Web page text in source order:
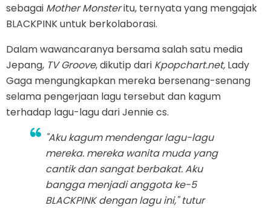
sebagai Mother Monsteritu, ternyata yang mengajak
BLACKPINK untuk berkolaborasi.
Dalam wawancaranya bersama salah satu media
Jepang, TV Groove, dikutip dari Kpopchart.net, Lady
Gaga mengungkapkan mereka bersenang-senang
selama pengerjaan lagu tersebut dan kagum
terhadap lagu-lagu dari Jennie cs.
"Aku kagum mendengar lagu-lagu
mereka. mereka wanita muda yang
cantik dan sangat berbakat. Aku
bangga menjadi anggota ke-5
BLACKPINK dengan lagu ini," tutur